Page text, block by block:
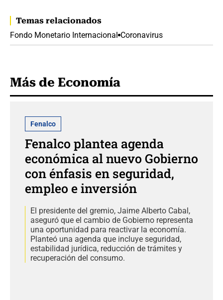
Temas relacionados
Fondo Monetario Internacional Coronavirus
Más de Economía
Fenalco
Fenalco plantea agenda
económica al nuevo Gobierno
con énfasis en seguridad,
empleo e inversión
El presidente del gremio, Jaime Alberto Cabal,
aseguró que el cambio de Gobierno representa
una oportunidad para reactivar la economía.
Planteó una agenda que incluye seguridad,
estabilidad jurídica, reducción de trámites y
recuperación del consumo.